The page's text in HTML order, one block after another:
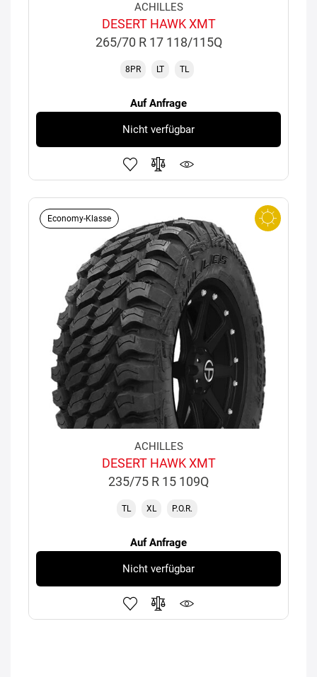
ACHILLES
DESERT HAWK XMT
265/70 R 17 118/115Q
8PR LT TL
Auf Anfrage
Nicht verfügbar
Economy-Klasse
ACHILLES
DESERT HAWK XMT
235/75 R 15 109Q
TL XL P.O.R.
Auf Anfrage
Nicht verfügbar